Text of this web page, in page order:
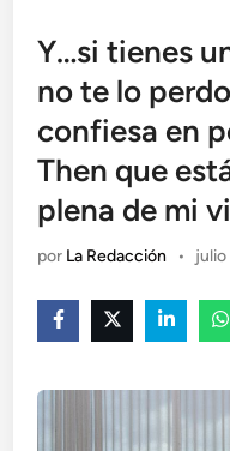
Y…si tienes
no te lo
confiesa en
Then que
plena de mi
por La Redacción • julio